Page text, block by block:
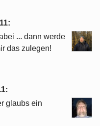
:
... dann werde
das zulegen!
:
glaubs ein